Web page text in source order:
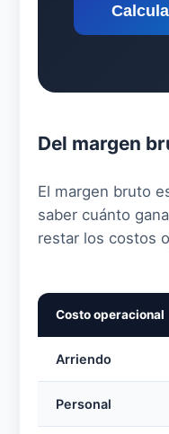
Del margen
El margen bruto
saber cuánto
restar los costos
Costo operacional
Arriendo
Personal